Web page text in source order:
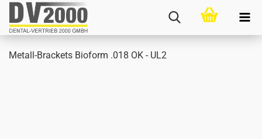
Metall-​Brackets Bio­form .018 OK - UL2